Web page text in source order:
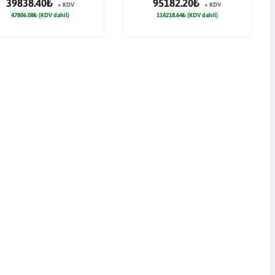
39838.40₺
+ KDV
47806.08₺ (KDV dahil)
95182.20₺
+ KDV
114218.64₺ (KDV dahil)